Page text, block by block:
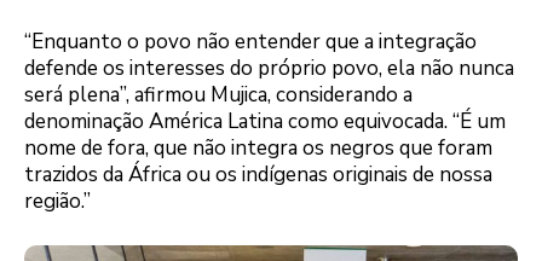
“Enquanto o povo não entender que a integração
defende os interesses do próprio povo, ela não nunca
será plena”, afirmou Mujica, considerando a
denominação América Latina como equivocada. “É um
nome de fora, que não integra os negros que foram
trazidos da África ou os indígenas originais de nossa
região.”